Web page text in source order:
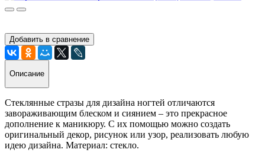
Добавить в сравнение
Описание
Стеклянные стразы для дизайна ногтей отличаются
завораживающим блеском и сиянием – это прекрасное
дополнение к маникюру. С их помощью можно создать
оригинальный декор, рисунок или узор, реализовать любую
идею дизайна. Материал: стекло.